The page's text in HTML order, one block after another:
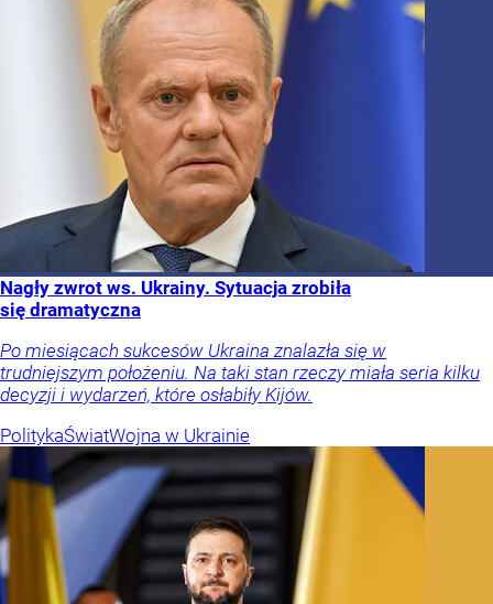
Nagły zwrot ws. Ukrainy. Sytuacja zrobiła
się dramatyczna
Po miesiącach sukcesów Ukraina znalazła się w
trudniejszym położeniu. Na taki stan rzeczy miała seria kilku
decyzji i wydarzeń, które osłabiły Kijów.
PolitykaŚwiatWojna w Ukrainie